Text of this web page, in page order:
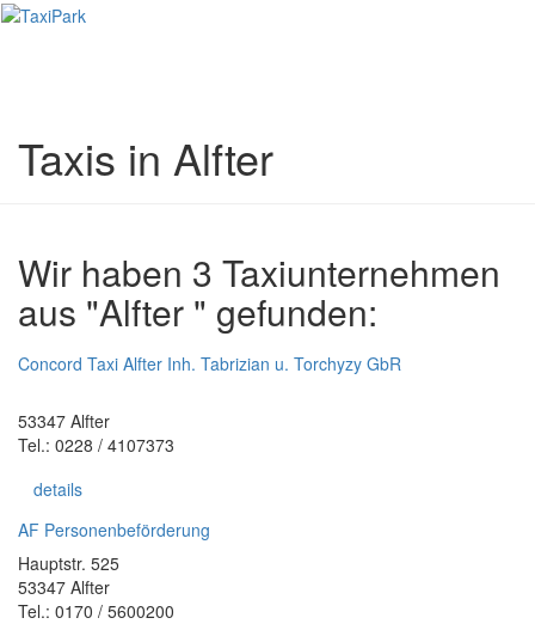
Taxis in Alfter
Wir haben 3 Taxiunternehmen
aus "Alfter " gefunden:
Concord Taxi Alfter Inh. Tabrizian u. Torchyzy GbR
53347 Alfter
Tel.: 0228 / 4107373
details
AF Personenbeförderung
Hauptstr. 525
53347 Alfter
Tel.: 0170 / 5600200